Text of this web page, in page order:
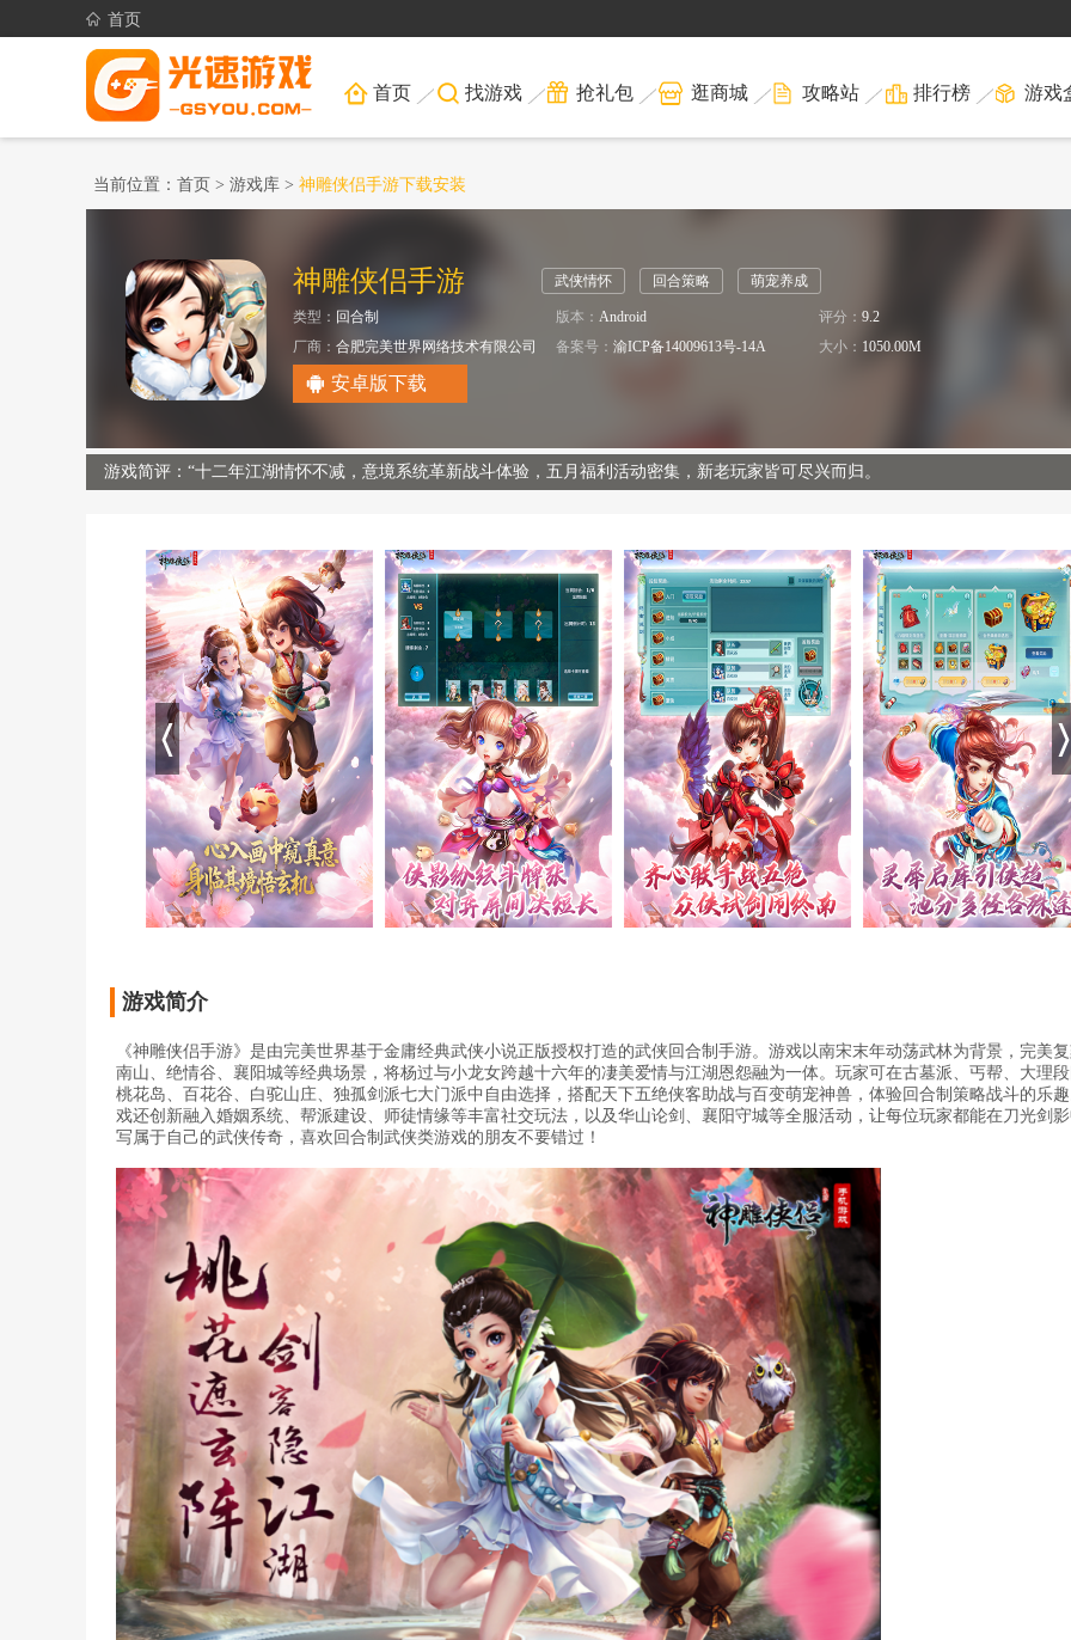
首页
首页 找游戏 抢礼包 逛商城 攻略站 排行榜 游戏
当前位置： 首页 > 游戏库 > 神雕侠侣手游下载安装
神雕侠侣手游 武侠情怀 回合策略 萌宠养成
类型： 回合制 版本： Android 评分： 9.2
厂商： 合肥完美世界网络技术有限公司 备案号： 渝ICP备14009613号-14A 大小： 1050.00M
安卓版下载
游戏简评：“十二年江湖情怀不减，意境系统革新战斗体验，五月福利活动密集，新老玩家皆可尽兴而归。
游戏简介
《神雕侠侣手游》是由完美世界基于金庸经典武侠小说正版授权打造的武侠回合制手游。游戏以南宋末年动荡武林为背景，完美
南山、绝情谷、襄阳城等经典场景，将杨过与小龙女跨越十六年的凄美爱情与江湖恩怨融为一体。玩家可在古墓派、丐帮、大理段
桃花岛、百花谷、白驼山庄、独孤剑派七大门派中自由选择，搭配天下五绝侠客助战与百变萌宠神兽，体验回合制策略战斗的乐
戏还创新融入婚姻系统、帮派建设、师徒情缘等丰富社交玩法，以及华山论剑、襄阳守城等全服活动，让每位玩家都能在刀光剑
写属于自己的武侠传奇，喜欢回合制武侠类游戏的朋友不要错过！